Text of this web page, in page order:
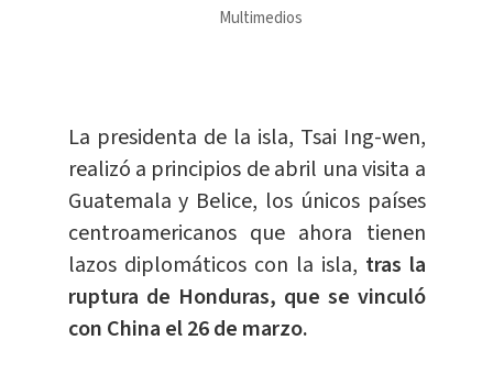
Multimedios
La presidenta de la isla, Tsai Ing-wen,
realizó a principios de abril una visita a
Guatemala y Belice, los únicos países
centroamericanos que ahora tienen
lazos diplomáticos con la isla, tras la
ruptura de Honduras, que se vinculó
con China el 26 de marzo.